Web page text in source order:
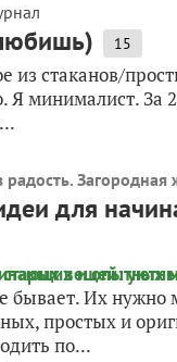
15
из стаканов/
минималист. За
радость. Загородная
для
бывает. Их
простых и
по...